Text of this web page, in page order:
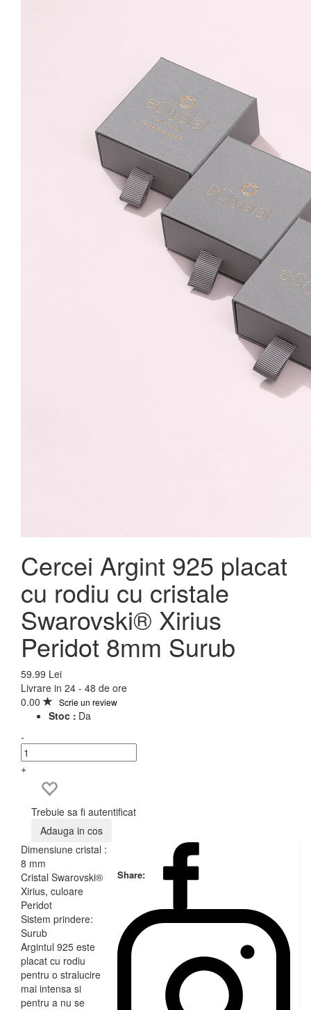
Swarovski® Xirius
Peridot 8mm Surub
Cercei Argint 925 placat
cu rodiu cu cristale
Swarovski® Xirius
Peridot 8mm Surub
59.99 Lei
Livrare in 24 - 48 de ore
0.00
Scrie un review
Stoc : Da
-
+
Trebuie sa fi autentificat
Adauga in cos
Share:
Dimensiune cristal :
8 mm
Cristal Swarovski®
Xirius, culoare
Peridot
Sistem prindere:
Surub
Argintul 925 este
placat cu rodiu
pentru o stralucire
mai intensa si
pentru a nu se